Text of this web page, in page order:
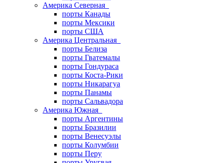
Америка Северная
порты Канады
порты Мексики
порты США
Америка Центральная
порты Белиза
порты Гватемалы
порты Гондураса
порты Коста-Рики
порты Никарагуа
порты Панамы
порты Сальвадора
Америка Южная
порты Аргентины
порты Бразилии
порты Венесуэлы
порты Колумбии
порты Перу